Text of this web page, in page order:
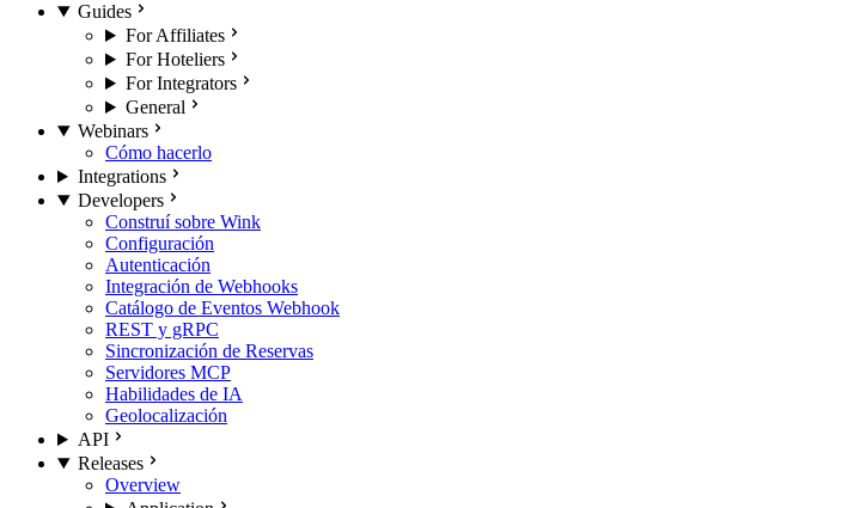
Guides
For Affiliates
For Hoteliers
For Integrators
General
Webinars
Cómo hacerlo
Integrations
Developers
Construí sobre Wink
Configuración
Autenticación
Integración de Webhooks
Catálogo de Eventos Webhook
REST y gRPC
Sincronización de Reservas
Servidores MCP
Habilidades de IA
Geolocalización
API
Releases
Overview